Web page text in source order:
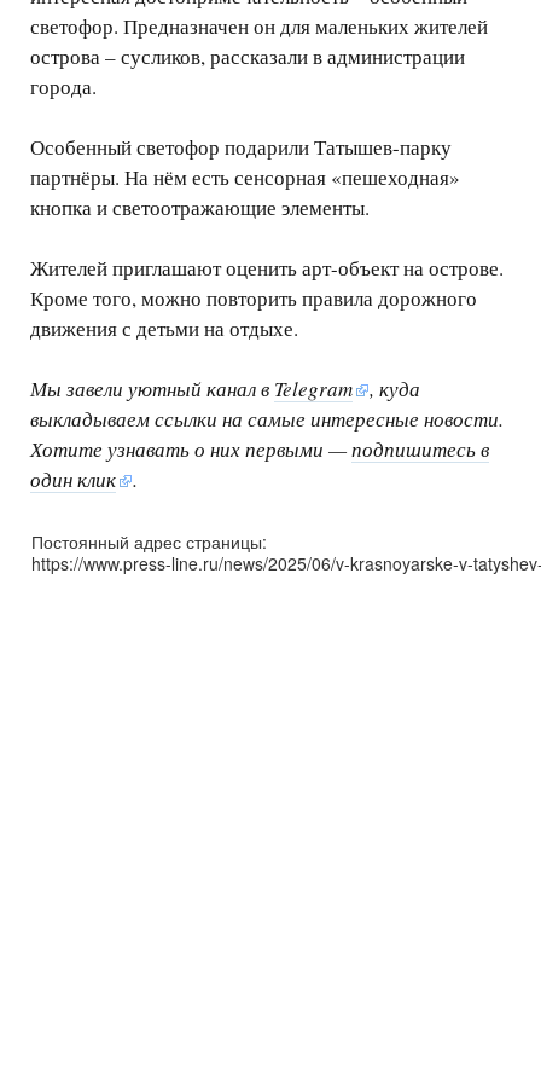
светофор. Предназначен он для маленьких жителей
острова – сусликов, рассказали в администрации
города.
Особенный светофор подарили Татышев-парку
партнёры. На нём есть сенсорная «пешеходная»
кнопка и светоотражающие элементы.
Жителей приглашают оценить арт-объект на острове.
Кроме того, можно повторить правила дорожного
движения с детьми на отдыхе.
Мы завели уютный канал в Telegram
, куда
выкладываем ссылки на самые интересные новости.
Хотите узнавать о них первыми —подпишитесь в
один клик
.
Постоянный адрес страницы:
https://www.press-line.ru/news/2025/06/v-krasnoyarske-v-